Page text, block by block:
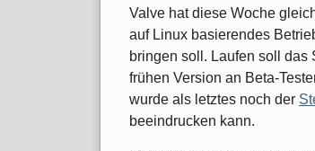
Valve hat diese Woche
auf Linux basierendes
bringen soll. Laufen soll das
frühen Version an Beta-
wurde als letztes noch der
beeindrucken kann.